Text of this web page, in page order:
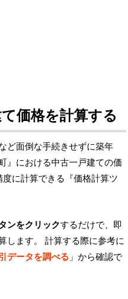
価格を計算する
ど面倒な手続きせずに築年
』における中古一戸建ての価
に計算できる『価格計算ツ
ンをクリックするだけで、即
します。 計算する際に参考に
データを調べる 」から確認で